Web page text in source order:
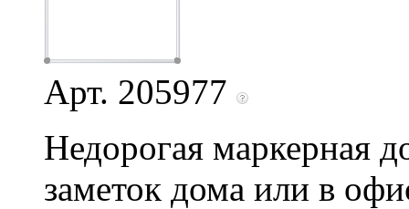
Арт. 205977
Недорогая маркерная
заметок дома или в